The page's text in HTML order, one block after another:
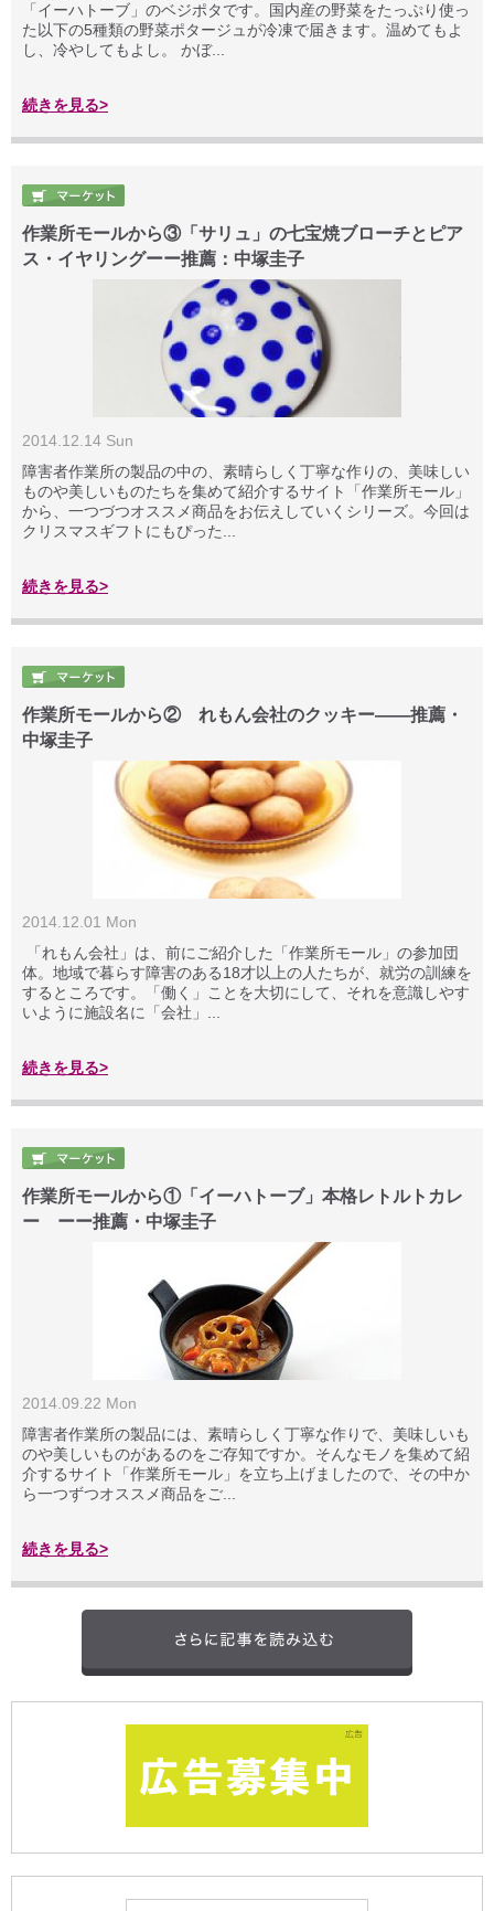
「イーハトーブ」のベジポタです。国内産の野菜をたっぷり使っ
た以下の5種類の野菜ポタージュが冷凍で届きます。温めてもよ
し、冷やしてもよし。 かぼ...
続きを見る>
作業所モールから③「サリュ」の七宝焼ブローチとピア
ス・イヤリングーー推薦：中塚圭子
2014.12.14 Sun
障害者作業所の製品の中の、素晴らしく丁寧な作りの、美味しい
ものや美しいものたちを集めて紹介するサイト「作業所モール」
から、一つづつオススメ商品をお伝えしていくシリーズ。今回は
クリスマスギフトにもぴった...
続きを見る>
作業所モールから② れもん会社のクッキー――推薦・
中塚圭子
2014.12.01 Mon
「れもん会社」は、前にご紹介した「作業所モール」の参加団
体。地域で暮らす障害のある18才以上の人たちが、就労の訓練を
するところです。「働く」ことを大切にして、それを意識しやす
いように施設名に「会社」...
続きを見る>
作業所モールから①「イーハトーブ」本格レトルトカレ
ー ーー推薦・中塚圭子
2014.09.22 Mon
障害者作業所の製品には、素晴らしく丁寧な作りで、美味しいも
のや美しいものがあるのをご存知ですか。そんなモノを集めて紹
介するサイト「作業所モール」を立ち上げましたので、その中か
ら一つずつオススメ商品をご...
続きを見る>